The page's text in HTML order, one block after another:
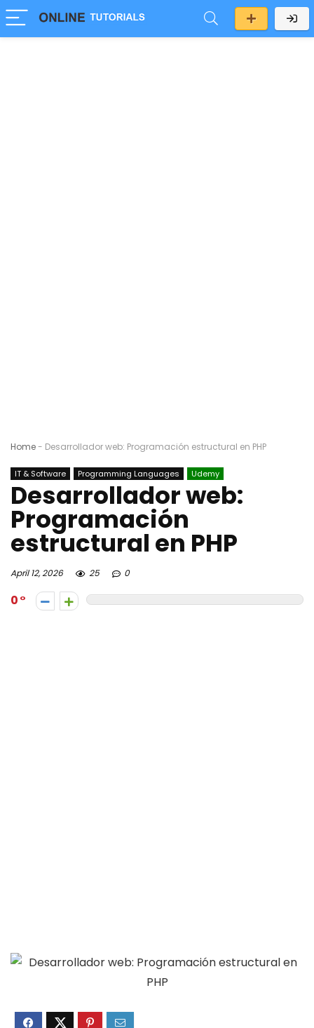
Home- Desarrollador web: Programación estructural en PHP
IT & Software Programming Languages Udemy
Desarrollador web:
Programación
estructural en PHP
April 12, 2026 25 0
0